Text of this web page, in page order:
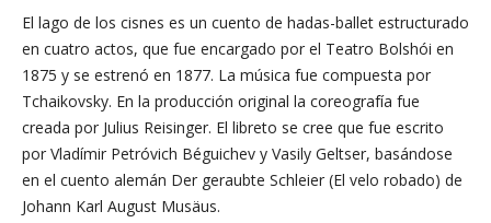
El lago de los cisnes es un cuento de hadas-ballet estructurado
en cuatro actos, que fue encargado por el Teatro Bolshói en
1875 y se estrenó en 1877. La música fue compuesta por
Tchaikovsky. En la producción original la coreografía fue
creada por Julius Reisinger. El libreto se cree que fue escrito
por Vladímir Petróvich Béguichev y Vasily Geltser, basándose
en el cuento alemán Der geraubte Schleier (El velo robado) de
Johann Karl August Musäus.